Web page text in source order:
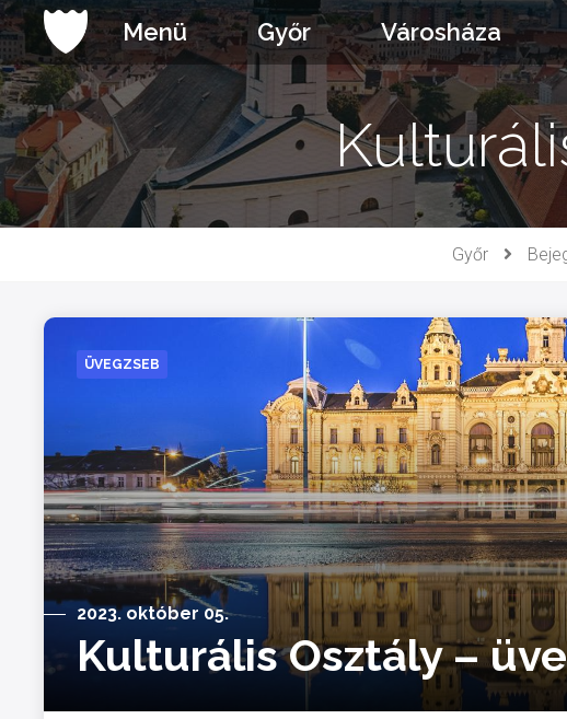
Ugrás
a
tartalomhoz
Menü Győr Városháza
Győr
ÜVEGZSEB
2023. október 05.
Kulturális Osztály –